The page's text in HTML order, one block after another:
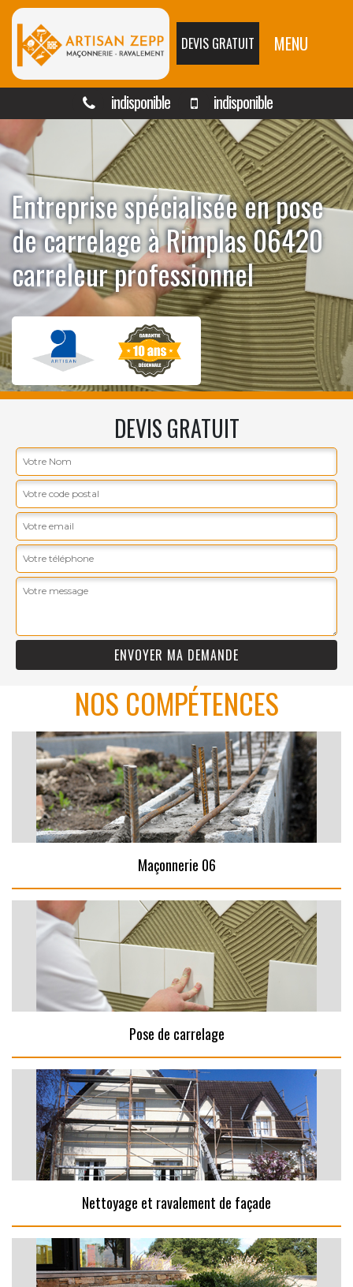
DEVIS GRATUIT MENU
indisponible indisponible
Entreprise spécialisée en pose
de carrelage à Rimplas 06420
carreleur professionnel
DEVIS GRATUIT
NOS COMPÉTENCES
Maçonnerie 06
Pose de carrelage
Nettoyage et ravalement de façade